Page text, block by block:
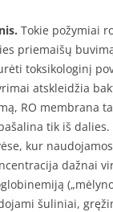
Tokie požymiai
priemaišų
toksikologinį
atskleidžia
RO membrana
tik iš dalies.
kur
dažnai
šuliniai,